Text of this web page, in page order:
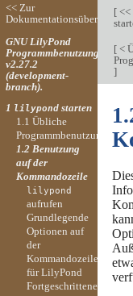
[<<
[<
]
<< Zur
Dokumentationsübersicht
GNU LilyPond
Programmbenutzung
v2.27.2
(development-
branch).
1 lilypondstarten
1.1 Übliche
Programmbenutzung
1.2 Benutzung
auf der
Kommandozeile
lilypond
aufrufen
Grundlegende
Optionen auf
der
Kommandozeile
für LilyPond
Fortgeschrittene